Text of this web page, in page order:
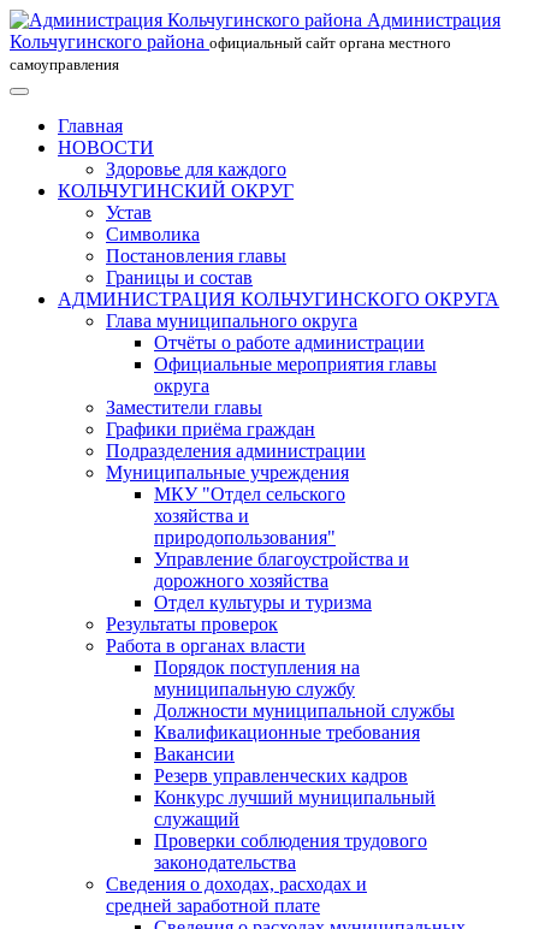
Администрация
Кольчугинского района официальный сайт органа местного
самоуправления
Главная
НОВОСТИ
Здоровье для каждого
КОЛЬЧУГИНСКИЙ ОКРУГ
Устав
Символика
Постановления главы
Границы и состав
АДМИНИСТРАЦИЯ КОЛЬЧУГИНСКОГО ОКРУГА
Глава муниципального округа
Отчёты о работе администрации
Официальные мероприятия главы
округа
Заместители главы
Графики приёма граждан
Подразделения администрации
Муниципальные учреждения
МКУ "Отдел сельского
хозяйства и
природопользования"
Управление благоустройства и
дорожного хозяйства
Отдел культуры и туризма
Результаты проверок
Работа в органах власти
Порядок поступления на
муниципальную службу
Должности муниципальной службы
Квалификационные требования
Вакансии
Резерв управленческих кадров
Конкурс лучший муниципальный
служащий
Проверки соблюдения трудового
законодательства
Сведения о доходах, расходах и
средней заработной плате